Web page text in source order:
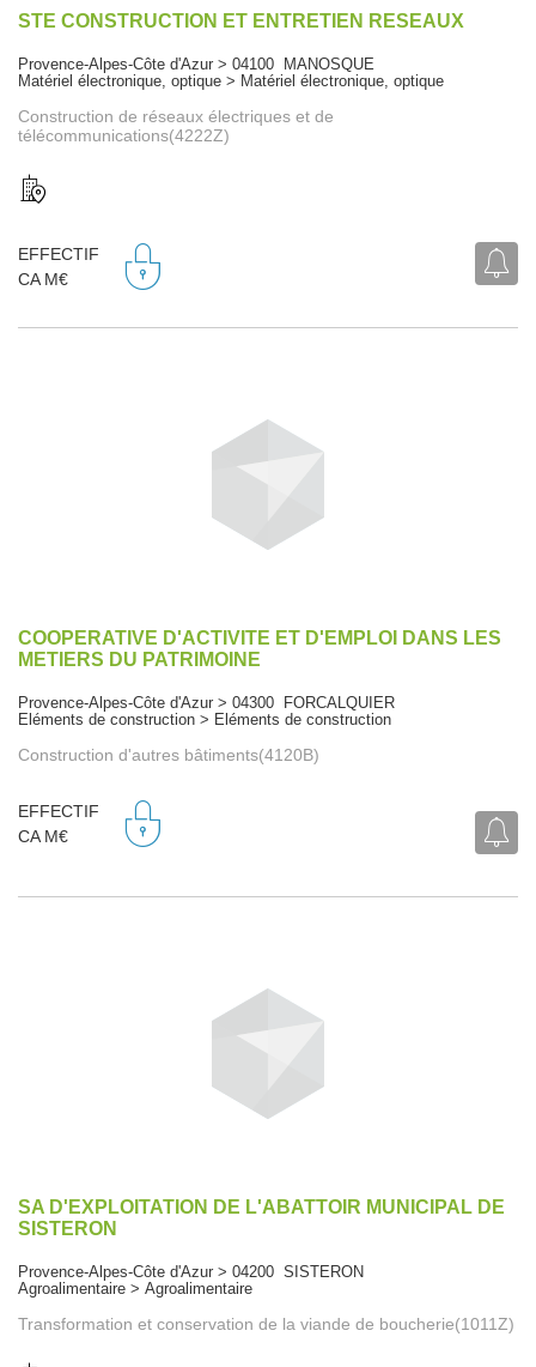
STE CONSTRUCTION ET ENTRETIEN RESEAUX
Provence-Alpes-Côte d'Azur > 04100 MANOSQUE
Matériel électronique, optique > Matériel électronique, optique
Construction de réseaux électriques et de
télécommunications(4222Z)
EFFECTIF
CA M€
COOPERATIVE D'ACTIVITE ET D'EMPLOI DANS LES
METIERS DU PATRIMOINE
Provence-Alpes-Côte d'Azur > 04300 FORCALQUIER
Eléments de construction > Eléments de construction
Construction d'autres bâtiments(4120B)
EFFECTIF
CA M€
SA D'EXPLOITATION DE L'ABATTOIR MUNICIPAL DE
SISTERON
Provence-Alpes-Côte d'Azur > 04200 SISTERON
Agroalimentaire > Agroalimentaire
Transformation et conservation de la viande de boucherie(1011Z)